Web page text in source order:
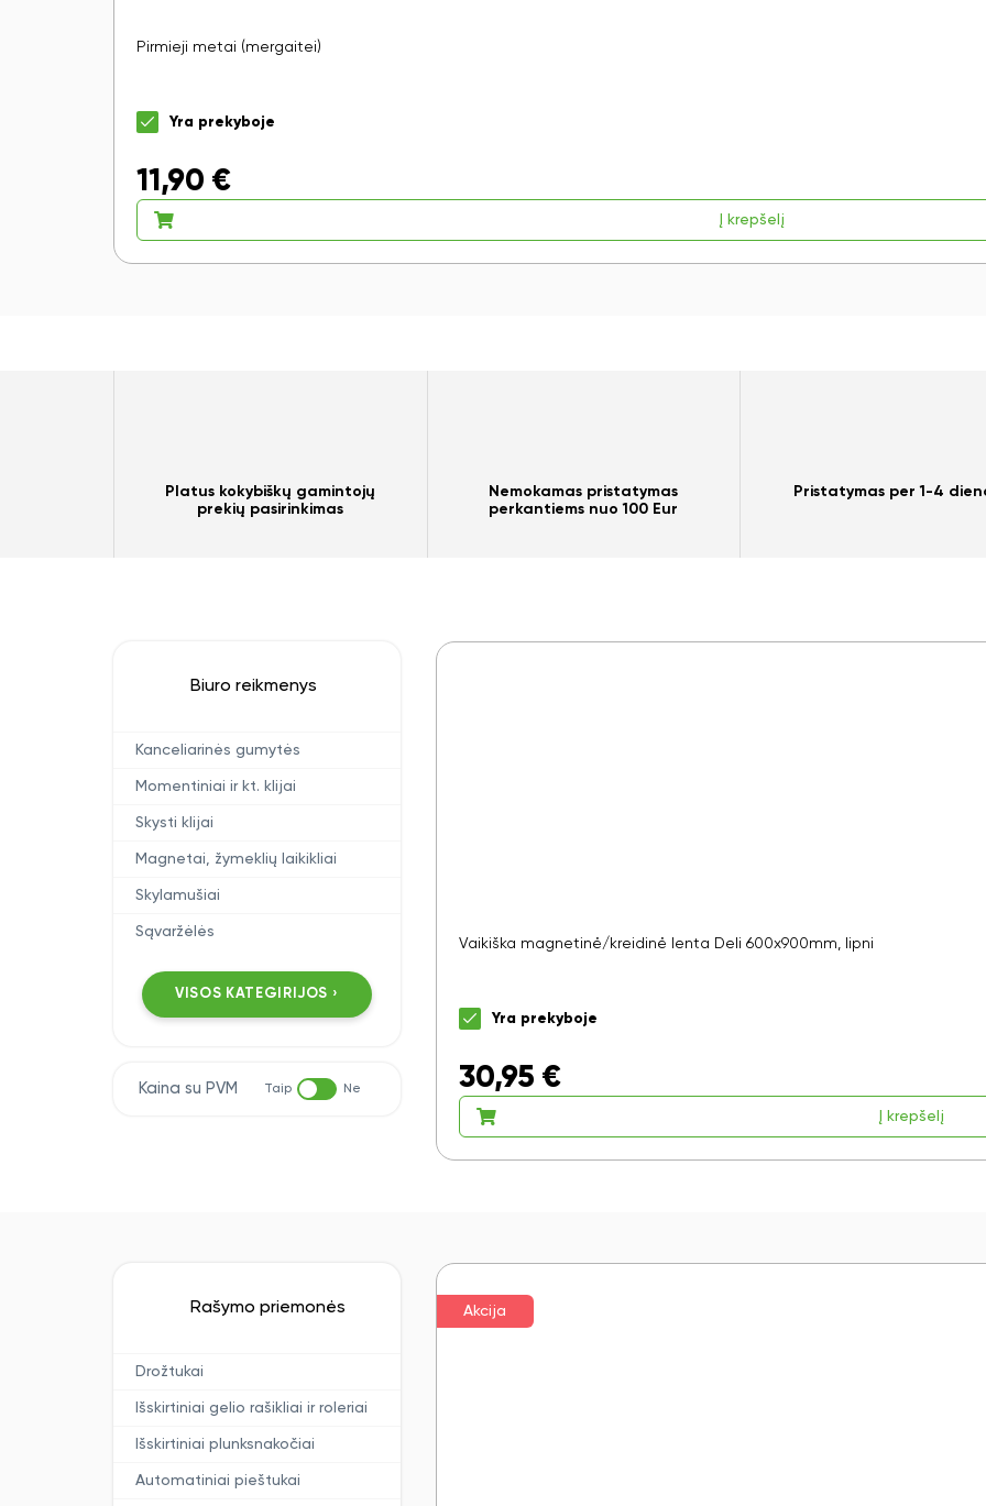
Pirmieji metai (mergaitei)
Yra prekyboje
11,90 €
Į krepšelį
Platus kokybiškų gamintojų
prekių pasirinkimas
Nemokamas pristatymas
perkantiems nuo 100 Eur
Pristatymas per 1-4
Biuro reikmenys
Kanceliarinės gumytės
Momentiniai ir kt. klijai
Skysti klijai
Magnetai, žymeklių laikikliai
Skylamušiai
Sąvaržėlės
VISOS KATEGIRIJOS ›
Kaina su PVM Taip Ne
Vaikiška magnetinė/kreidinė lenta Deli 600x900mm, lipni
Yra prekyboje
30,95 €
Į krepšelį
Rašymo priemonės
Drožtukai
Išskirtiniai gelio rašikliai ir roleriai
Išskirtiniai plunksnakočiai
Automatiniai pieštukai
Akcija